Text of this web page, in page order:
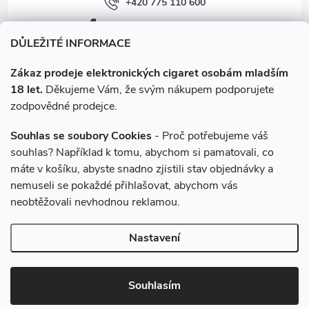
DŮLEŽITÉ INFORMACE
Zákaz prodeje elektronických cigaret osobám mladším
18 let. Děkujeme Vám, že svým nákupem podporujete
zodpovědné prodejce.
Souhlas se soubory Cookies - Proč potřebujeme váš
souhlas? Například k tomu, abychom si pamatovali, co
máte v košíku, abyste snadno zjistili stav objednávky a
nemuseli se pokaždé přihlašovat, abychom vás
neobtěžovali nevhodnou reklamou.
Nastavení
Souhlasím
facebook.com/e-cigarety.cz
Instagram
Vytvořil Shoptet
e-cigarety.cz. Všechna práva vyhrazena.
nastavení cookies